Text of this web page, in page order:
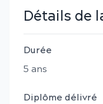
Détails de
Durée
5 ans
Diplôme délivré